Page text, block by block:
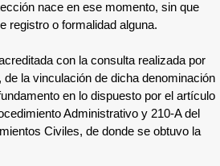
nace en ese momento, sin que
registro o formalidad alguna.
con la consulta realizada por
la vinculación de dicha denominación
en lo dispuesto por el artículo
Administrativo y 210-A del
Civiles, de donde se obtuvo la